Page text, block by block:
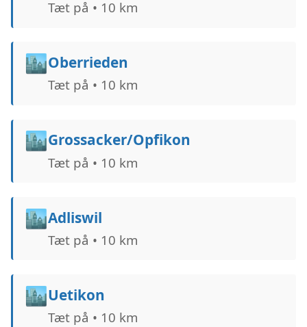
Tæt på • 10 km
🏙️Oberrieden
Tæt på • 10 km
🏙️Grossacker/Opfikon
Tæt på • 10 km
🏙️Adliswil
Tæt på • 10 km
🏙️Uetikon
Tæt på • 10 km